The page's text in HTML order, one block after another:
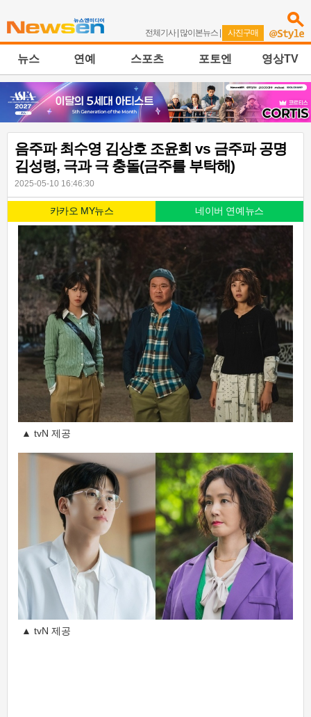
전체기사| 많이본뉴스 | 사진구매
뉴스 연예 스포츠 포토엔 영상TV
음주파 최수영 김상호 조윤희 vs 금주파 공명
김성령, 극과 극 충돌(금주를 부탁해)
2025-05-10 16:46:30
카카오 MY뉴스 네이버 연예뉴스
▲ tvN 제공
▲ tvN 제공